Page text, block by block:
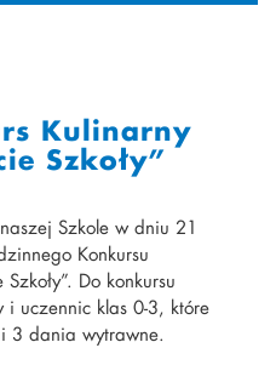
Kulinarny
Szkoły”
Szkole w dniu 21
Konkursu
Do konkursu
i uczennic klas 0-3, które
3 dania wytrawne.